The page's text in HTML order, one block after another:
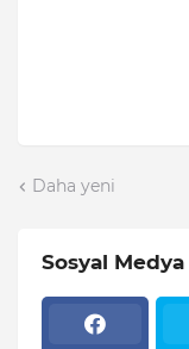
Daha yeni
Sosyal Medya